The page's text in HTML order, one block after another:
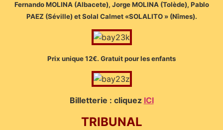
Fernando MOLINA (Albacete), Jorge MOLINA (Tolède), Pablo
PAEZ (Séville) et Solal Calmet «SOLALITO » (Nîmes).
Prix unique 12€. Gratuit pour les enfants
Billetterie : cliquez ICI
TRIBUNAL